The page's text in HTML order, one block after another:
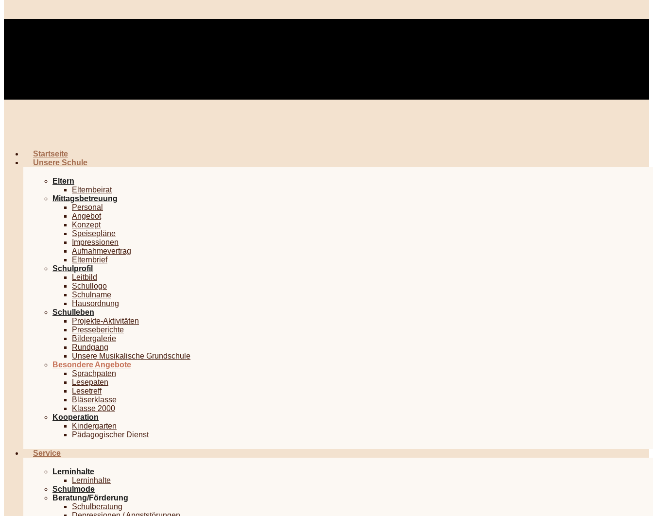
Startseite
Unsere Schule
Eltern
Elternbeirat
Mittagsbetreuung
Personal
Angebot
Konzept
Speisepläne
Impressionen
Aufnahmevertrag
Elternbrief
Schulprofil
Leitbild
Schullogo
Schulname
Hausordnung
Schulleben
Projekte-Aktivitäten
Presseberichte
Bildergalerie
Rundgang
Unsere Musikalische Grundschule
Besondere Angebote
Sprachpaten
Lesepaten
Lesetreff
Bläserklasse
Klasse 2000
Kooperation
Kindergarten
Pädagogischer Dienst
Service
Lerninhalte
Lerninhalte
Schulmode
Beratung/Förderung
Schulberatung